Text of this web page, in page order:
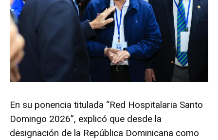
En su ponencia titulada “Red Hospitalaria Santo
Domingo 2026”, explicó que desde la
designación de la República Dominicana como